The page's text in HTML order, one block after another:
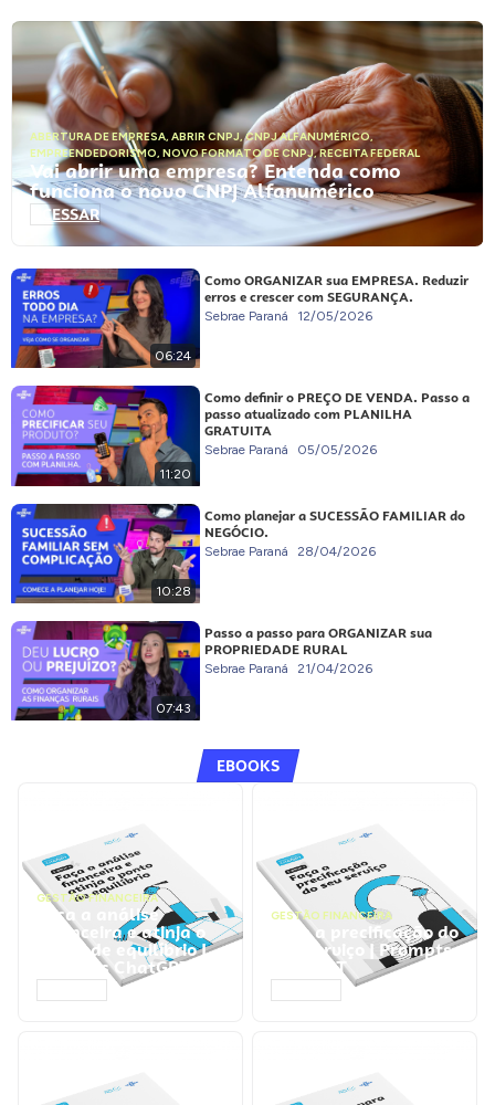
ABERTURA DE EMPRESA, ABRIR CNPJ,CNPJ ALFANUMÉRICO,
EMPREENDEDORISMO, NOVO FORMATO DE CNPJ,RECEITA FEDERAL
Vai abrir uma empresa? Entenda como
funciona o novo CNPJ Alfanumérico
ACESSAR
06:24
Como ORGANIZAR sua EMPRESA. Reduzir
erros e crescer com SEGURANÇA.
Sebrae Paraná 12/05/2026
11:20
Como definir o PREÇO DE VENDA. Passo a
passo atualizado com PLANILHA
GRATUITA
Sebrae Paraná 05/05/2026
10:28
Como planejar a SUCESSÃO FAMILIAR do
NEGÓCIO.
Sebrae Paraná 28/04/2026
07:43
Passo a passo para ORGANIZAR sua
PROPRIEDADE RURAL
Sebrae Paraná 21/04/2026
EBOOKS
GESTÃO FINANCEIRA
Faça a análise
financeira e atinja o
ponto de equilíbrio |
Prompts ChatGPT
GESTÃO FINANCEIRA
Faça a precificação do
seu serviço | Prompts
ChatGPT